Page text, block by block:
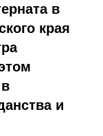
в
края
и